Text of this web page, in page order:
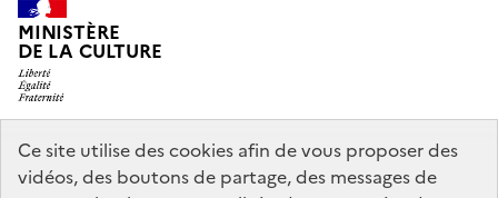
Ce site utilise des cookies afin de vous proposer des
vidéos, des boutons de partage, des messages de
MINISTÈRE
DE LA CULTURE
legifrance.gouv.fr info.gouv.fr